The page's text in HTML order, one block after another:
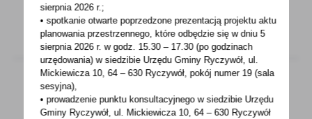
10 - 12 - 2021
sierpnia 2026 r.;
• spotkanie otwarte poprzedzone prezentacją projektu aktu
planowania przestrzennego, które odbędzie się w dniu 5
sierpnia 2026 r.w godz. 15.30 – 17.30 (po godzinach
urzędowania) w siedzibie Urzędu Gminy Ryczywół, ul.
Mickiewicza 10, 64 – 630 Ryczywół, pokójnumer 19 (sala
sesyjna),
• prowadzenie punktu konsultacyjnego w siedzibie Urzędu
Gminy Ryczywół, ul. Mickiewicza 10, 64 – 630 Ryczywół